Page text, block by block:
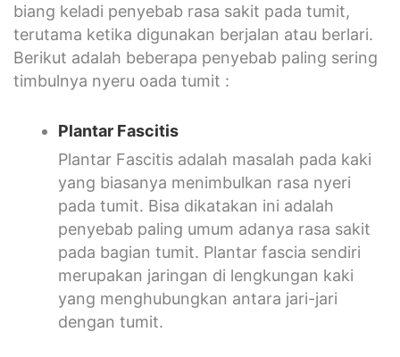
biang keladi penyebab rasa sakit pada tumit,
terutama ketika digunakan berjalan atau berlari.
Berikut adalah beberapa penyebab paling sering
timbulnya nyeru oada tumit :
Plantar Fascitis
Plantar Fascitis adalah masalah pada kaki
yang biasanya menimbulkan rasa nyeri
pada tumit. Bisa dikatakan ini adalah
penyebab paling umum adanya rasa sakit
pada bagian tumit. Plantar fascia sendiri
merupakan jaringan di lengkungan kaki
yang menghubungkan antara jari-jari
dengan tumit.